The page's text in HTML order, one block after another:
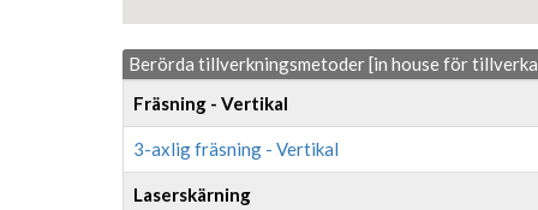
Berörda tillverkningsmetoder [in house för
Fräsning - Vertikal
3-axlig fräsning - Vertikal
Laserskärning